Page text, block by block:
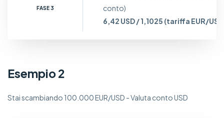
FASE 3
conto)
6,42 USD / 1,1025 (tariffa EUR/
Esempio 2
Stai scambiando 100.000 EUR/USD - Valuta conto USD